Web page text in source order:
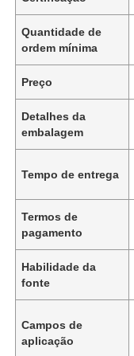
Quantidade de
ordem mínima
Preço
Detalhes da
embalagem
Tempo de entrega
Termos de
pagamento
Habilidade da
fonte
Campos de
aplicação